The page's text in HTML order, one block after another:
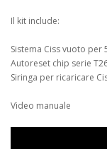
Il kit include:
Sistema Ciss vuoto per
Autoreset chip serie
Siringa per ricaricare
Video manuale